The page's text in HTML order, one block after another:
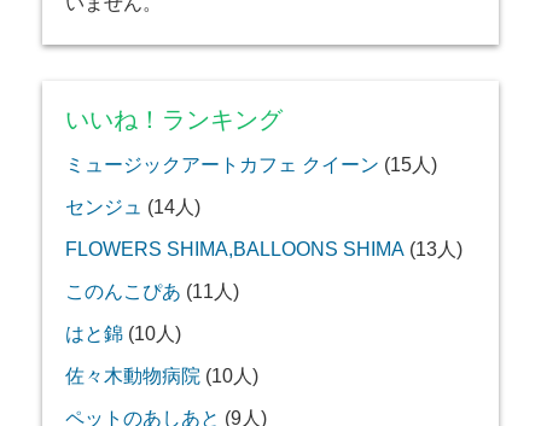
いいね！ランキング
ミュージックアートカフェ クイーン (15人)
センジュ (14人)
FLOWERS SHIMA,BALLOONS SHIMA (13人)
このんこぴあ (11人)
はと錦 (10人)
佐々木動物病院 (10人)
ペットのあしあと (9人)